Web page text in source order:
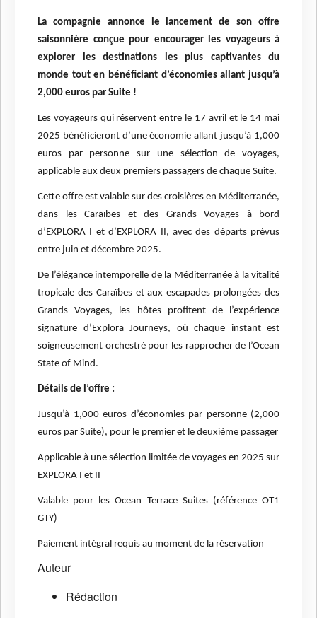
La compagnie annonce le lancement de son offre
saisonnière conçue pour encourager les voyageurs à
explorer les destinations les plus captivantes du
monde tout en bénéficiant d’économies allant jusqu’à
2,000 euros par Suite !
Les voyageurs qui réservent entre le 17 avril et le 14 mai
2025 bénéficieront d’une économie allant jusqu’à 1,000
euros par personne sur une sélection de voyages,
applicable aux deux premiers passagers de chaque Suite.
Cette offre est valable sur des croisières en Méditerranée,
dans les Caraïbes et des Grands Voyages à bord
d’EXPLORA I et d’EXPLORA II, avec des départs prévus
entre juin et décembre 2025.
De l’élégance intemporelle de la Méditerranée à la vitalité
tropicale des Caraïbes et aux escapades prolongées des
Grands Voyages, les hôtes profitent de l’expérience
signature d’Explora Journeys, où chaque instant est
soigneusement orchestré pour les rapprocher de l’Ocean
State of Mind.
Détails de l’offre :
Jusqu’à 1,000 euros d’économies par personne (2,000
euros par Suite), pour le premier et le deuxième passager
Applicable à une sélection limitée de voyages en 2025 sur
EXPLORA I et II
Valable pour les Ocean Terrace Suites (référence OT1
GTY)
Paiement intégral requis au moment de la réservation
Auteur
Rédaction